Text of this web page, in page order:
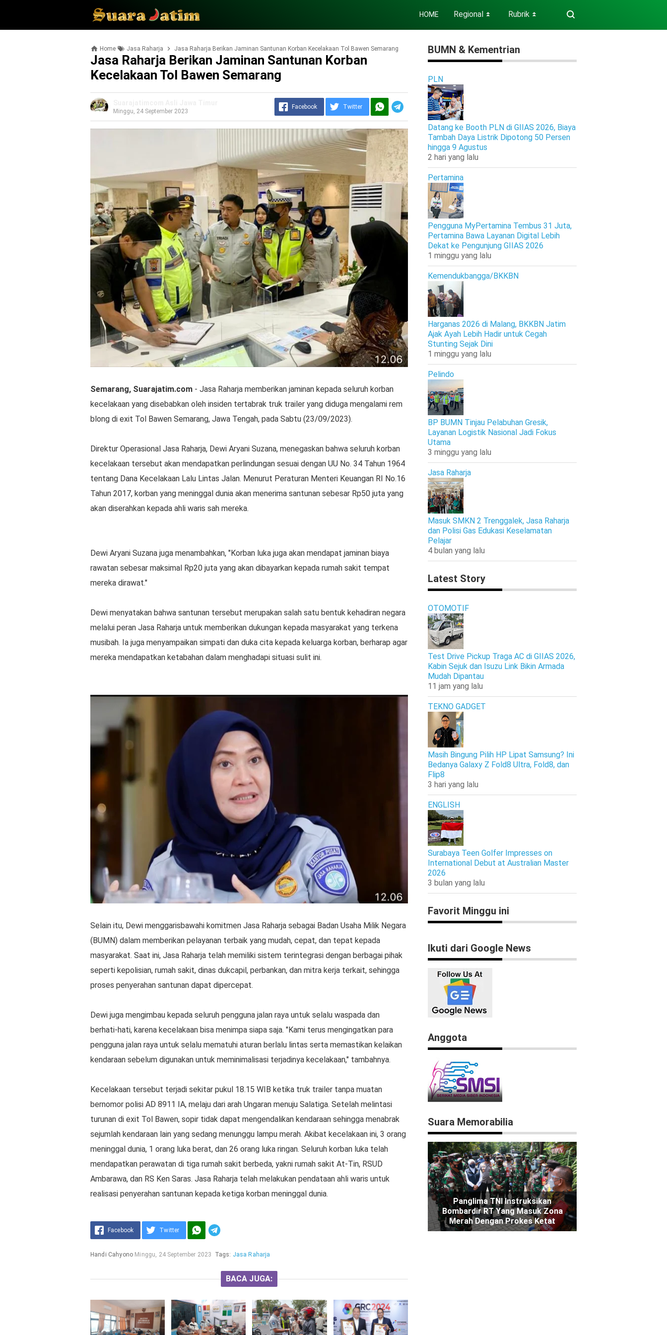
HOME Regional ⏬ Rubrik ⏬
Home Jasa Raharja Jasa Raharja Berikan Jaminan Santunan Korban Kecelakaan Tol Bawen Semarang
Jasa Raharja Berikan Jaminan Santunan Korban
Kecelakaan Tol Bawen Semarang
Minggu, 24 September 2023
Facebook Twitter
Semarang, Suarajatim.com - Jasa Raharja memberikan jaminan kepada seluruh korban
kecelakaan yang disebabkan oleh insiden tertabrak truk trailer yang diduga mengalami rem
blong di exit Tol Bawen Semarang, Jawa Tengah, pada Sabtu (23/09/2023).
Direktur Operasional Jasa Raharja, Dewi Aryani Suzana, menegaskan bahwa seluruh korban
kecelakaan tersebut akan mendapatkan perlindungan sesuai dengan UU No. 34 Tahun 1964
tentang Dana Kecelakaan Lalu Lintas Jalan. Menurut Peraturan Menteri Keuangan RI No.16
Tahun 2017, korban yang meninggal dunia akan menerima santunan sebesar Rp50 juta yang
akan diserahkan kepada ahli waris sah mereka.
Dewi Aryani Suzana juga menambahkan, "Korban luka juga akan mendapat jaminan biaya
rawatan sebesar maksimal Rp20 juta yang akan dibayarkan kepada rumah sakit tempat
mereka dirawat."
Dewi menyatakan bahwa santunan tersebut merupakan salah satu bentuk kehadiran negara
melalui peran Jasa Raharja untuk memberikan dukungan kepada masyarakat yang terkena
musibah. Ia juga menyampaikan simpati dan duka cita kepada keluarga korban, berharap agar
mereka mendapatkan ketabahan dalam menghadapi situasi sulit ini.
Selain itu, Dewi menggarisbawahi komitmen Jasa Raharja sebagai Badan Usaha Milik Negara
(BUMN) dalam memberikan pelayanan terbaik yang mudah, cepat, dan tepat kepada
masyarakat. Saat ini, Jasa Raharja telah memiliki sistem terintegrasi dengan berbagai pihak
seperti kepolisian, rumah sakit, dinas dukcapil, perbankan, dan mitra kerja terkait, sehingga
proses penyerahan santunan dapat dipercepat.
Dewi juga mengimbau kepada seluruh pengguna jalan raya untuk selalu waspada dan
berhati-hati, karena kecelakaan bisa menimpa siapa saja. "Kami terus mengingatkan para
pengguna jalan raya untuk selalu mematuhi aturan berlalu lintas serta memastikan kelaikan
kendaraan sebelum digunakan untuk meminimalisasi terjadinya kecelakaan," tambahnya.
Kecelakaan tersebut terjadi sekitar pukul 18.15 WIB ketika truk trailer tanpa muatan
bernomor polisi AD 8911 IA, melaju dari arah Ungaran menuju Salatiga. Setelah melintasi
turunan di exit Tol Bawen, sopir tidak dapat mengendalikan kendaraan sehingga menabrak
sejumlah kendaraan lain yang sedang menunggu lampu merah. Akibat kecelakaan ini, 3 orang
meninggal dunia, 1 orang luka berat, dan 26 orang luka ringan. Seluruh korban luka telah
mendapatkan perawatan di tiga rumah sakit berbeda, yakni rumah sakit At-Tin, RSUD
Ambarawa, dan RS Ken Saras. Jasa Raharja telah melakukan pendataan ahli waris untuk
realisasi penyerahan santunan kepada ketiga korban meninggal dunia.
Facebook Twitter
Handi Cahyono Minggu, 24 September 2023 Tags: Jasa Raharja
BACA JUGA:
BUMN & Kementrian
PLN
Datang ke Booth PLN di GIIAS 2026, Biaya
Tambah Daya Listrik Dipotong 50 Persen
hingga 9 Agustus
2 hari yang lalu
Pertamina
Pengguna MyPertamina Tembus 31 Juta,
Pertamina Bawa Layanan Digital Lebih
Dekat ke Pengunjung GIIAS 2026
1 minggu yang lalu
Kemendukbangga/BKKBN
Harganas 2026 di Malang, BKKBN Jatim
Ajak Ayah Lebih Hadir untuk Cegah
Stunting Sejak Dini
1 minggu yang lalu
Pelindo
BP BUMN Tinjau Pelabuhan Gresik,
Layanan Logistik Nasional Jadi Fokus
Utama
3 minggu yang lalu
Jasa Raharja
Masuk SMKN 2 Trenggalek, Jasa Raharja
dan Polisi Gas Edukasi Keselamatan
Pelajar
4 bulan yang lalu
Latest Story
OTOMOTIF
Test Drive Pickup Traga AC di GIIAS 2026,
Kabin Sejuk dan Isuzu Link Bikin Armada
Mudah Dipantau
11 jam yang lalu
TEKNO GADGET
Masih Bingung Pilih HP Lipat Samsung? Ini
Bedanya Galaxy Z Fold8 Ultra, Fold8, dan
Flip8
3 hari yang lalu
ENGLISH
Surabaya Teen Golfer Impresses on
International Debut at Australian Master
2026
3 bulan yang lalu
Favorit Minggu ini
Ikuti dari Google News
Anggota
Suara Memorabilia
Panglima TNI Instruksikan
Bombardir RT Yang Masuk Zona
Merah Dengan Prokes Ketat